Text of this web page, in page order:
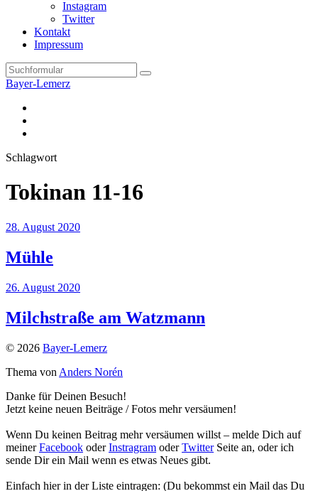
Instagram
Twitter
Kontakt
Impressum
Search
Bayer-Lemerz
Schlagwort
Tokinan 11-16
28. August 2020
Mühle
26. August 2020
Milchstraße am Watzmann
© 2026 Bayer-Lemerz
Thema von Anders Norén
Danke für Deinen Besuch!
Jetzt keine neuen Beiträge / Fotos mehr versäumen!
Wenn Du keinen Beitrag mehr versäumen willst – melde Dich auf
meinerFacebook oderInstragram oderTwitterSeite an, oder ich
sende Dir ein Mail wenn es etwas Neues gibt.
Einfach hier in der Liste eintragen: (Du bekommst ein Mail das Du